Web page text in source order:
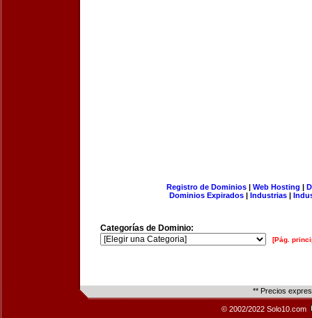
Registro de Dominios| Web Hosting |
Dominios Expirados | Industrias |
Categorías de Dominio:
[Pág.
** Precios
© 2002/2022 Solo10.com